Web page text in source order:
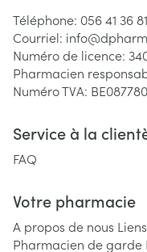
Téléphone: 056 41 36 81
Courriel: info@
Numéro de licence:
Pharmacien
Numéro TVA:
Service à la
FAQ
Votre pharmacie
A propos de nous
Pharmacien de garde